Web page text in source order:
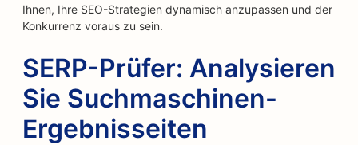
Ihnen, Ihre SEO-Strategien dynamisch anzupassen und der
Konkurrenz voraus zu sein.
SERP-Prüfer: Analysieren
Sie Suchmaschinen-
Ergebnisseiten